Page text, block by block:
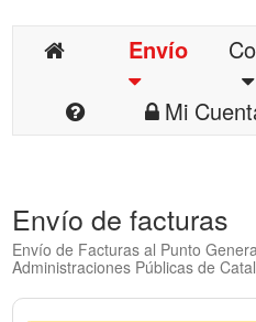
Envío
Mi
Envío de facturas
Envío de Facturas al Punto
Administraciones Públicas de